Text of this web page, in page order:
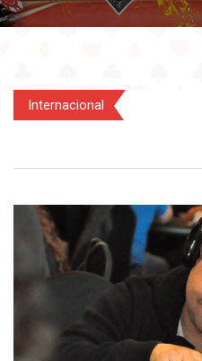
Internacional